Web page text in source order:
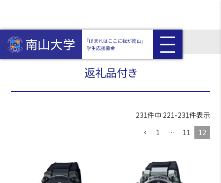
HOME 返礼品付き
返礼品付き
231件中 221-231件表示
1
… 11 12